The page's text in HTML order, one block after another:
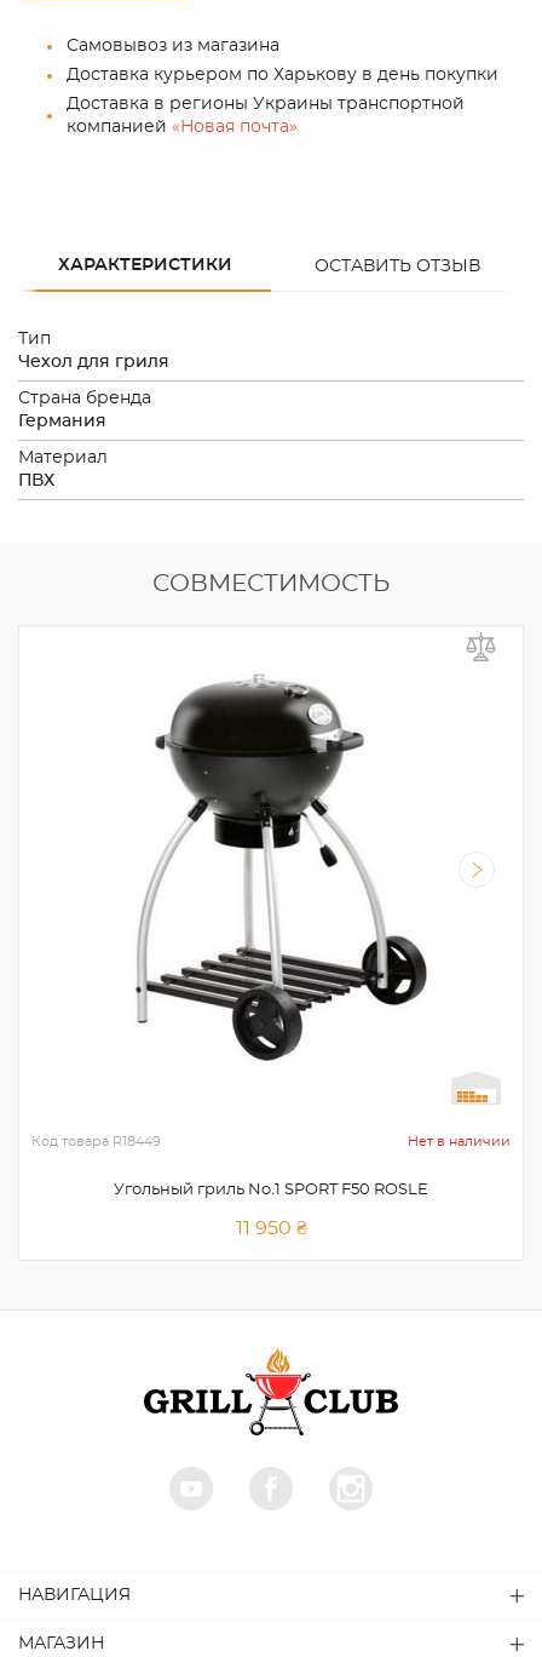
Самовывоз из магазина
Доставка курьером по Харькову в день покупки
Доставка в регионы Украины транспортной
компанией «Новая почта»
ХАРАКТЕРИСТИКИ ОСТАВИТЬ ОТЗЫВ
Тип
Чехол для гриля
Страна бренда
Германия
Материал
ПВХ
СОВМЕСТИМОСТЬ
Код товара R18449 Нет в наличии
Угольный гриль No.1 SPORT F50 ROSLE
11 950 ₴
НАВИГАЦИЯ
МАГАЗИН